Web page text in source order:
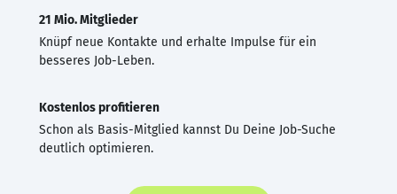
21 Mio. Mitglieder
Knüpf neue Kontakte und erhalte Impulse für ein
besseres Job-Leben.
Kostenlos profitieren
Schon als Basis-Mitglied kannst Du Deine Job-Suche
deutlich optimieren.